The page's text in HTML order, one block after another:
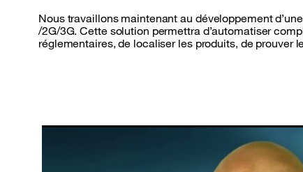
Nous travaillons maintenant au développement
/2G/3G. Cette solution permettra d’automatiser
réglementaires, de localiser les produits, de prouver